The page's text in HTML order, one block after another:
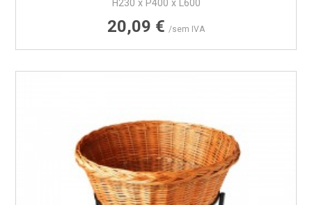
H230 x P400 x L600
Preço
20,09 € /sem IVA